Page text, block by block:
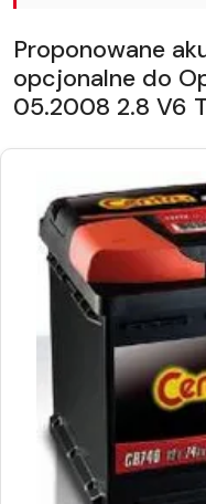
Proponowane
opcjonalne do
05.2008 2.8 V6